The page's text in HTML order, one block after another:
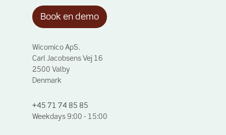
Book en demo
Wicomico ApS.
Carl Jacobsens Vej 16
2500 Valby
Denmark
+45 71 74 85 85
Weekdays 9:00 - 15:00